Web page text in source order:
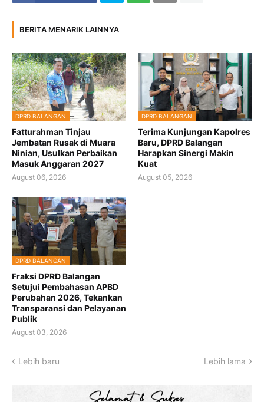
BERITA MENARIK LAINNYA
DPRD BALANGAN
Fatturahman Tinjau
Jembatan Rusak di Muara
Ninian, Usulkan Perbaikan
Masuk Anggaran 2027
August 06, 2026
DPRD BALANGAN
Terima Kunjungan Kapolres
Baru, DPRD Balangan
Harapkan Sinergi Makin
Kuat
August 05, 2026
DPRD BALANGAN
Fraksi DPRD Balangan
Setujui Pembahasan APBD
Perubahan 2026, Tekankan
Transparansi dan Pelayanan
Publik
August 03, 2026
Lebih baru Lebih lama